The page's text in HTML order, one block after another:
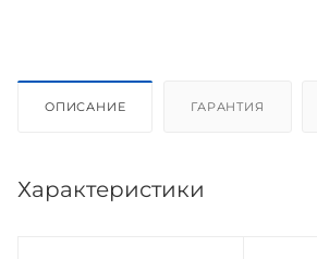
ОПИСАНИЕ ГАРАНТИЯ
Характеристики